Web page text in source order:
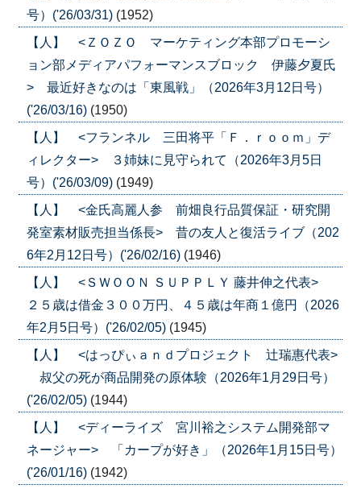
号）('26/03/31) (1952)
【人】 <ＺＯＺＯ マーケティング本部プロモーシ
ョン部メディアパフォーマンスブロック 伊藤夕夏氏
> 最近好きなのは「東風戦」（2026年3月12日号）
('26/03/16) (1950)
【人】 <フランネル 三田将平「Ｆ．ｒｏｏｍ」デ
ィレクター> ３姉妹に見守られて（2026年3月5日
号）('26/03/09) (1949)
【人】 <金氏高麗人参 前畑良行品質保証・研究開
発室素材販売担当係長> 昔の友人と復活ライブ（202
6年2月12日号）('26/02/16) (1946)
【人】 <ＳＷＯＯＮ ＳＵＰＰＬＹ 藤井伸之代表>
２５歳は借金３００万円、４５歳は年商１億円（2026
年2月5日号）('26/02/05) (1945)
【人】 <はっぴぃａｎｄプロジェクト 辻瑞惠代表>
叔父の死が商品開発の原体験（2026年1月29日号）
('26/02/05) (1944)
【人】 <ディーライズ 宮川裕之システム開発部マ
ネージャー> 「カープが好き」（2026年1月15日号）
('26/01/16) (1942)